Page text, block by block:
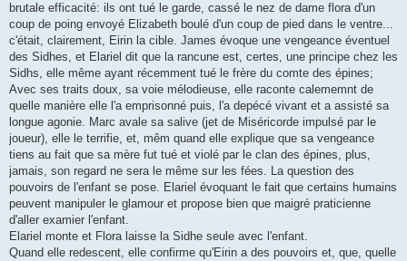
brutale efficacité: ils ont tué le garde, cassé le nez de dame flora d'un
coup de poing envoyé Elizabeth boulé d'un coup de pied dans le ventre...
c'était, clairement, Eirin la cible. James évoque une vengeance éventuel
des Sidhes, et Elariel dit que la rancune est, certes, une principe chez les
Sidhs, elle même ayant récemment tué le frère du comte des épines;
Avec ses traits doux, sa voie mélodieuse, elle raconte calememnt de
quelle manière elle l'a emprisonné puis, l'a depécé vivant et a assisté sa
longue agonie. Marc avale sa salive (jet de Miséricorde impulsé par le
joueur), elle le terrifie, et, mêm quand elle explique que sa vengeance
tiens au fait que sa mère fut tué et violé par le clan des épines, plus,
jamais, son regard ne sera le même sur les fées. La question des
pouvoirs de l'enfant se pose. Elariel évoquant le fait que certains humains
peuvent manipuler le glamour et propose bien que maigré praticienne
d'aller examier l'enfant.
Elariel monte et Flora laisse la Sidhe seule avec l'enfant.
Quand elle redescent, elle confirme qu'Eirin a des pouvoirs et, que, quelle